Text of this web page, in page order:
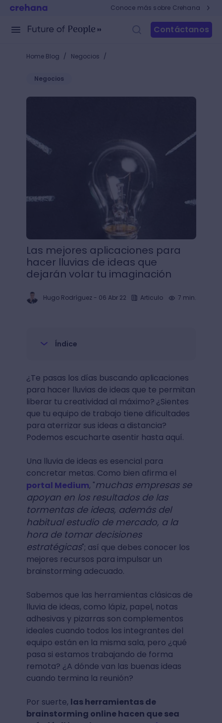
Conoce más sobre Crehana
Contáctanos
Home Blog / Negocios /
Negocios
Las mejores aplicaciones para hacer lluvias de
Las mejores aplicaciones para
hacer lluvias de ideas que
dejarán volar tu imaginación
Hugo Rodríguez- 06 Abr 22 Articulo 7 min.
Índice
¿Te pasas los días buscando aplicaciones
para hacer lluvias de ideas que te permitan
liberar tu creatividad al máximo? ¿Sientes
que tu equipo de trabajo tiene dificultades
para aterrizar sus ideas a distancia?
Podemos escucharte asentir hasta aquí.
Una lluvia de ideas es esencial para
concretar metas. Como bien afirma el
portal Medium, "muchas empresas se
apoyan en los resultados de las
tormentas de ideas, además del
habitual estudio de mercado, a la
hora de tomar decisiones
estratégicas"; así que debes conocer los
mejores recursos para impulsar un
brainstorming adecuado.
Sabemos que las herramientas clásicas de
lluvia de ideas, como lápiz, papel, notas
adhesivas y pizarras son complementos
ideales cuando todos los integrantes del
equipo están en la misma sala, pero ¿qué
pasa si estamos trabajando de forma
remota? ¿A dónde van las buenas ideas
cuando termina la reunión?
Por suerte, las herramientas de
brainstorming online hacen que sea